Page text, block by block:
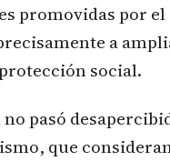
promovidas por
a
social.
pasó
que